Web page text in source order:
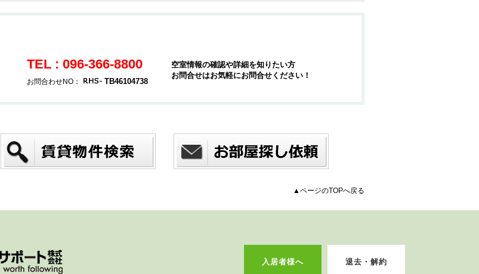
TEL : 096-366-8800
お問合わせNO： TB46104738
空室情報の確認や詳細を知りたい方
お問合せはお気軽にお問合せください！
▲ページのTOPへ戻る
入居者様へ 退去・解約